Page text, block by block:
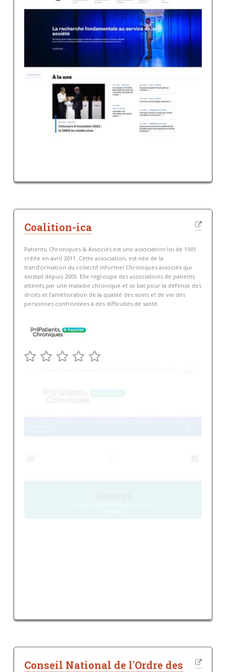
Coalition-ica
Patients, Chroniques & Associés est une association loi de 1901
créée en avril 2011. Cette association, est née de la
transformation du collectif informel Chroniques associés qui
existait depuis 2005. Elle regroupe des associations de patients
atteints par une maladie chronique et se bat pour la défense des
droits et l’amélioration de la qualité des soins et de vie des
personnes confrontées à des difficultés de santé.
Conseil National de l'Ordre des